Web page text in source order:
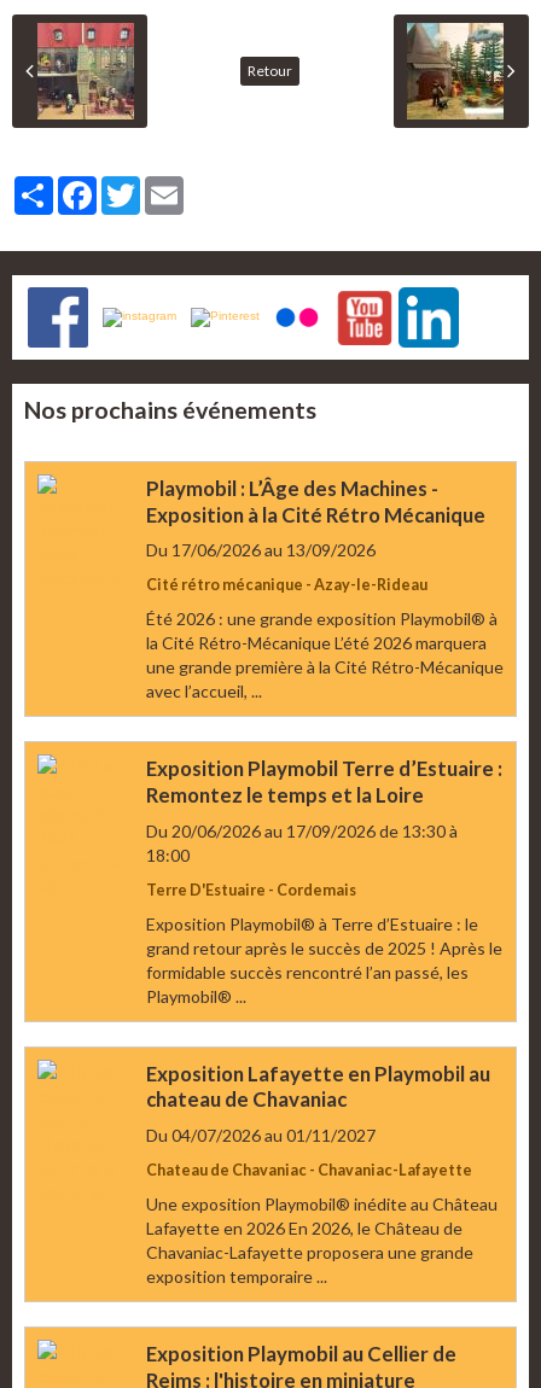
Retour
PartagerFacebook
Twitter
Nos prochains événements
Playmobil : L’Âge des Machines -
Exposition à la Cité Rétro Mécanique
Du 17/06/2026au 13/09/2026
Cité rétro mécanique - Azay-le-Rideau
Été 2026 : une grande exposition Playmobil® à
la Cité Rétro-Mécanique L’été 2026 marquera
une grande première à la Cité Rétro-Mécanique
avec l’accueil, ...
Exposition Playmobil Terre d’Estuaire :
Remontez le temps et la Loire
Du 20/06/2026au 17/09/2026de 13:30à
18:00
Terre D'Estuaire - Cordemais
Exposition Playmobil® à Terre d’Estuaire : le
grand retour après le succès de 2025 ! Après le
formidable succès rencontré l’an passé, les
Playmobil® ...
Exposition Lafayette en Playmobil au
chateau de Chavaniac
Du 04/07/2026au 01/11/2027
Chateau de Chavaniac - Chavaniac-Lafayette
Une exposition Playmobil® inédite au Château
Lafayette en 2026 En 2026, le Château de
Chavaniac-Lafayette proposera une grande
exposition temporaire ...
Exposition Playmobil au Cellier de
Reims : l'histoire en miniature